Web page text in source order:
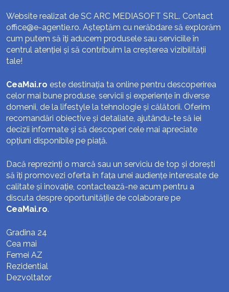
Website realizat de SC ARC MEDIASOFT SRL. Contact
office@e-agentie.ro. Așteptăm cu nerăbdare să explorăm
cum putem să îți aducem produsele sau serviciile în
centrul atenției și să contribuim la creșterea vizibilității
tale!
CeaMai.ro este destinația ta online pentru descoperirea
celor mai bune produse, servicii și experiențe în diverse
domenii, de la lifestyle la tehnologie și călătorii. Oferim
recomandări obiective și detaliate, ajutându-te să iei
decizii informate și să descoperi cele mai apreciate
opțiuni disponibile pe piață.
Dacă reprezinți o marcă sau un serviciu de top și dorești
să îți promovezi oferta în fața unei audiențe interesate de
calitate și inovație, contactează-ne acum pentru a
discuta despre oportunitățile de colaborare pe
CeaMai.ro.
Gradina 24
Cea mai
Femei AZ
Rezidential
Dezvoltator